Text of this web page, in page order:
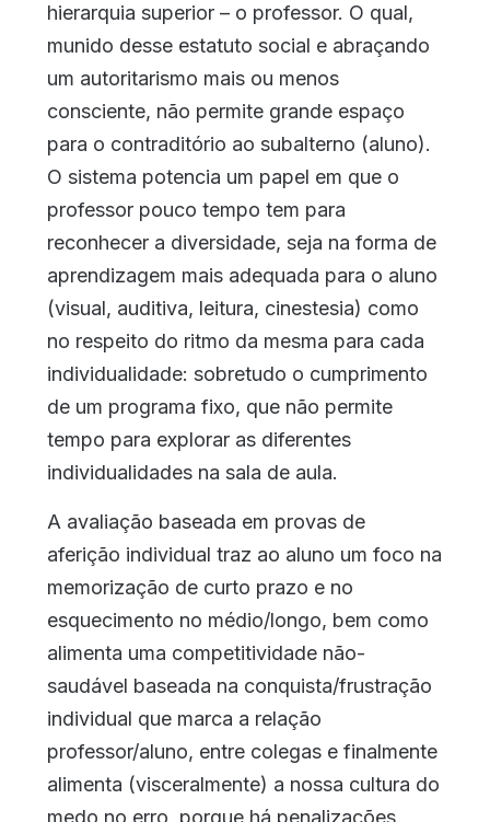
hierarquia superior – o professor. O qual,
munido desse estatuto social e abraçando
um autoritarismo mais ou menos
consciente, não permite grande espaço
para o contraditório ao subalterno (aluno).
O sistema potencia um papel em que o
professor pouco tempo tem para
reconhecer a diversidade, seja na forma de
aprendizagem mais adequada para o aluno
(visual, auditiva, leitura, cinestesia) como
no respeito do ritmo da mesma para cada
individualidade: sobretudo o cumprimento
de um programa fixo, que não permite
tempo para explorar as diferentes
individualidades na sala de aula.
A avaliação baseada em provas de
aferição individual traz ao aluno um foco na
memorização de curto prazo e no
esquecimento no médio/longo, bem como
alimenta uma competitividade não-
saudável baseada na conquista/frustração
individual que marca a relação
professor/aluno, entre colegas e finalmente
alimenta (visceralmente) a nossa cultura do
medo no erro, porque há penalizações.